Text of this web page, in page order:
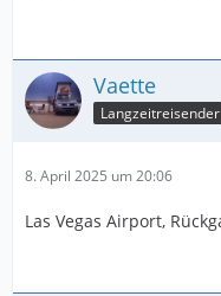
Vaette
Langzeitreisender
8. April 2025 um 20:06
Las Vegas Airport,